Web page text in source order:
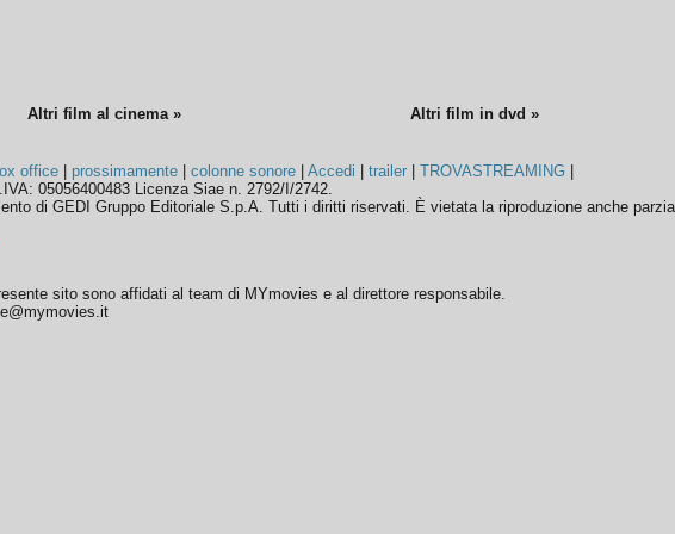
Altri film al cinema » Altri film in dvd »
office prossimamente |colonne sonore |Accedi |trailer |TROVASTREAMING
05056400483 Licenza Siae n. 2792/I/2742.
di GEDI Gruppo Editoriale S.p.A. Tutti i diritti riservati. È vietata la riproduzione anche
sito sono affidati al team di MYmovies e al direttore responsabile.